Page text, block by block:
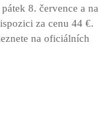
8. července a na
za cenu 44 €.
na oficiálních